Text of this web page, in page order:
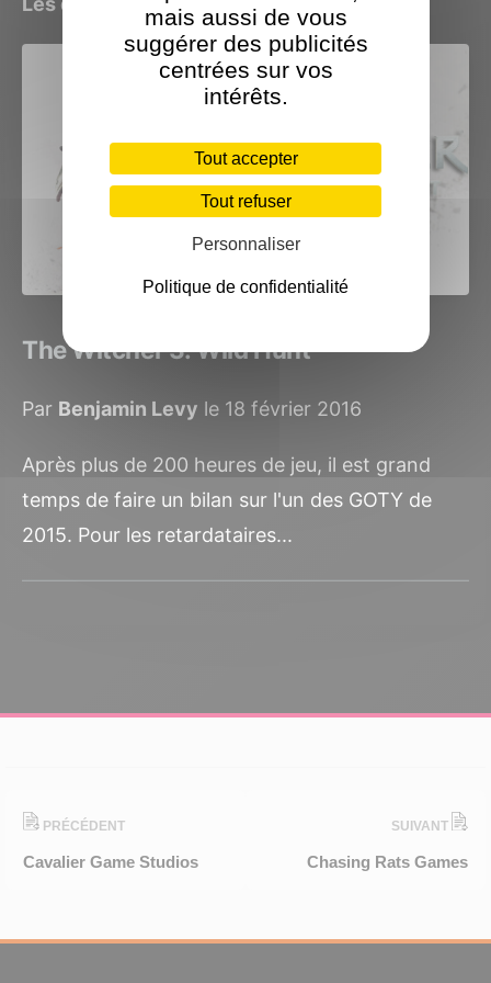
The Witcher 3: Wild Hunt
Par Benjamin Levy le 18 février 2016
Après plus de 200 heures de jeu, il est grand
temps de faire un bilan sur l'un des GOTY de
2015. Pour les retardataires...
PRÉCÉDENT
Cavalier Game Studios
SUIVANT
Chasing Rats Games
mais aussi de vous
suggérer des publicités
centrées sur vos
intérêts.
Tout accepter
Tout refuser
Personnaliser
Politique de confidentialité